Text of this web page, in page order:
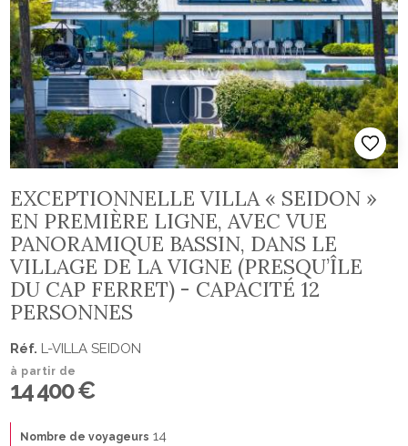
EXCEPTIONNELLE VILLA « SEIDON »
EN PREMIÈRE LIGNE, AVEC VUE
PANORAMIQUE BASSIN, DANS LE
VILLAGE DE LA VIGNE (PRESQU’ÎLE
DU CAP FERRET) - CAPACITÉ 12
PERSONNES
Réf. L-VILLA SEIDON
à partir de
14 400 €
Nombre de voyageurs 14